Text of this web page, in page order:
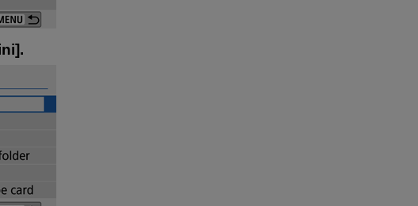
].